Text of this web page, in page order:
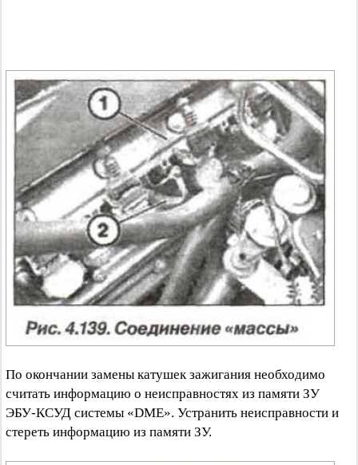
По окончании замены катушек зажигания необходимо
считать информацию о неисправностях из памяти ЗУ
ЭБУ-КСУД системы «DME». Устранить неисправности и
стереть информацию из памяти ЗУ.